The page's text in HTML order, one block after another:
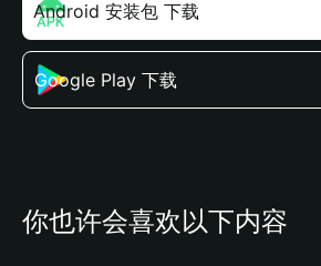
Android 安装包 下载
Google Play 下载
你也许会喜欢以下内容